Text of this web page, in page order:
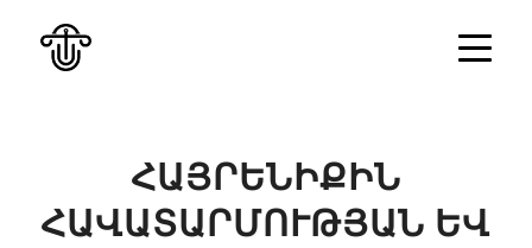
ՀԱՅՐԵՆԻՔԻՆ
ՀԱՎԱՏԱՐՄՈՒԹՅԱՆ ԵՎ